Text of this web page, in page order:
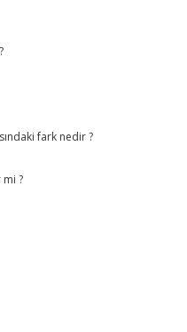
fark nedir ?
?